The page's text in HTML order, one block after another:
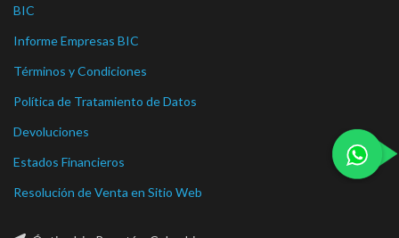
BIC
Informe Empresas BIC
Términos y Condiciones
Política de Tratamiento de Datos
Devoluciones
Estados Financieros
Resolución de Venta en Sitio Web